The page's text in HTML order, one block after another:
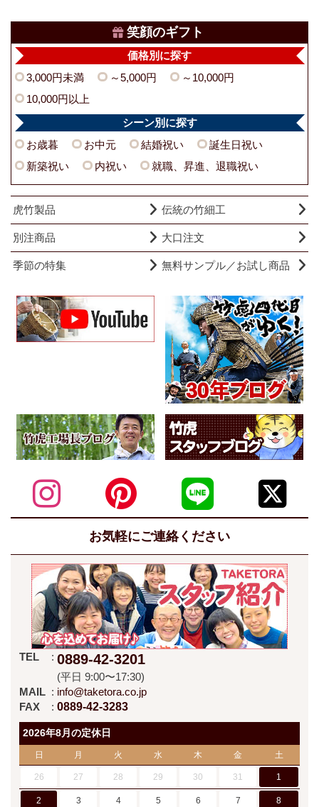
笑顔のギフト
価格別に探す
3,000円未満 ～5,000円
～10,000円
10,000円以上
シーン別に探す
お歳暮 お中元 結婚祝い
誕生日祝い
新築祝い
内祝い 就職、昇進、退職祝い
虎竹製品 伝統の竹細工
別注商品 大口注文
季節の特集 無料サンプル／お試し商品
お気軽にご連絡ください
TEL 0889-42-3201
(平日 9:00〜17:30)
MAIL
info@taketora.co.jp
FAX
0889-42-3283
2026年8月の定休日
日 月 火 水 木 金 土
26 27 28 29 30 31 1
2 3 4 5 6 7 8